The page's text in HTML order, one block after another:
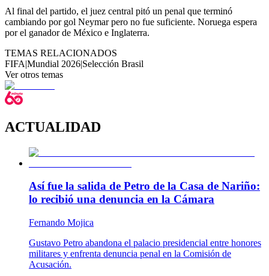
Al final del partido, el juez central pitó un penal que terminó
cambiando por gol Neymar pero no fue suficiente. Noruega espera
por el ganador de México e Inglaterra.
TEMAS RELACIONADOS
FIFA|Mundial 2026|Selección Brasil
Ver otros temas
ACTUALIDAD
Así fue la salida de Petro de la Casa de Nariño:
lo recibió una denuncia en la Cámara
Fernando Mojica
Gustavo Petro abandona el palacio presidencial entre honores
militares y enfrenta denuncia penal en la Comisión de
Acusación.